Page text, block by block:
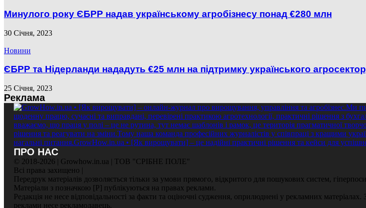
Минулого року ЄБРР надав українському агробізнесу понад €280 млн
30 Січня, 2023
Новини
ЄБРР та Нідерланди нададуть €25 млн на підтримку українського
25 Січня, 2023
Реклама
ПРО НАС
© 2018-2026 | Growhow.in.ua | ТОВ "СРІБНЕ ПОЛЕ"
Всі права захищено |
Передрук матеріалів дозволяється тільки за умови прямого, відкритого для пошукових систем,
Матеріали з позначкою [Р] публікуються на правах реклами.
Редакція не несе відповідальності за факти та оціночні судження, оприлюднені у рекламних матеріалах.
реклами несе рекламодавець.